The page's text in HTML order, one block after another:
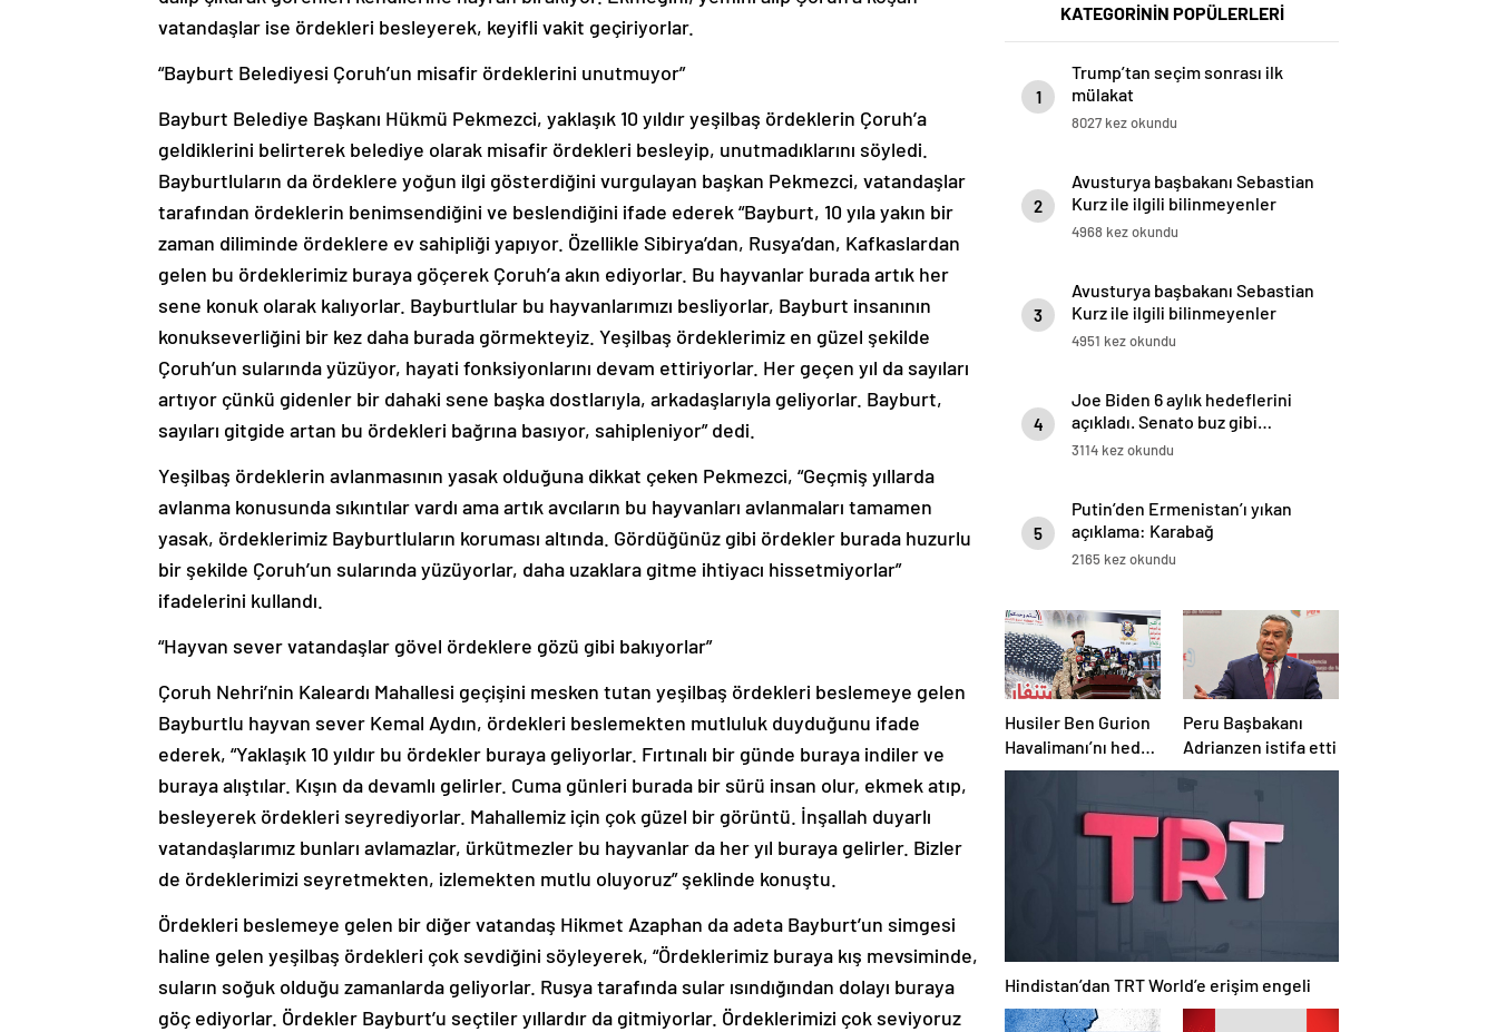
vatandaşlar ise ördekleri besleyerek, keyifli vakit geçiriyorlar.
“Bayburt Belediyesi Çoruh’un misafir ördeklerini unutmuyor”
Bayburt Belediye Başkanı Hükmü Pekmezci, yaklaşık 10 yıldır yeşilbaş ördeklerin Çoruh’a
geldiklerini belirterek belediye olarak misafir ördekleri besleyip, unutmadıklarını söyledi.
Bayburtluların da ördeklere yoğun ilgi gösterdiğini vurgulayan başkan Pekmezci, vatandaşlar
tarafından ördeklerin benimsendiğini ve beslendiğini ifade ederek “Bayburt, 10 yıla yakın bir
zaman diliminde ördeklere ev sahipliği yapıyor. Özellikle Sibirya’dan, Rusya’dan, Kafkaslardan
gelen bu ördeklerimiz buraya göçerek Çoruh’a akın ediyorlar. Bu hayvanlar burada artık her
sene konuk olarak kalıyorlar. Bayburtlular bu hayvanlarımızı besliyorlar, Bayburt insanının
konukseverliğini bir kez daha burada görmekteyiz. Yeşilbaş ördeklerimiz en güzel şekilde
Çoruh’un sularında yüzüyor, hayati fonksiyonlarını devam ettiriyorlar. Her geçen yıl da sayıları
artıyor çünkü gidenler bir dahaki sene başka dostlarıyla, arkadaşlarıyla geliyorlar. Bayburt,
sayıları gitgide artan bu ördekleri bağrına basıyor, sahipleniyor” dedi.
Yeşilbaş ördeklerin avlanmasının yasak olduğuna dikkat çeken Pekmezci, “Geçmiş yıllarda
avlanma konusunda sıkıntılar vardı ama artık avcıların bu hayvanları avlanmaları tamamen
yasak, ördeklerimiz Bayburtluların koruması altında. Gördüğünüz gibi ördekler burada huzurlu
bir şekilde Çoruh’un sularında yüzüyorlar, daha uzaklara gitme ihtiyacı hissetmiyorlar”
ifadelerini kullandı.
“Hayvan sever vatandaşlar gövel ördeklere gözü gibi bakıyorlar”
Çoruh Nehri’nin Kaleardı Mahallesi geçişini mesken tutan yeşilbaş ördekleri beslemeye gelen
Bayburtlu hayvan sever Kemal Aydın, ördekleri beslemekten mutluluk duyduğunu ifade
ederek, “Yaklaşık 10 yıldır bu ördekler buraya geliyorlar. Fırtınalı bir günde buraya indiler ve
buraya alıştılar. Kışın da devamlı gelirler. Cuma günleri burada bir sürü insan olur, ekmek atıp,
besleyerek ördekleri seyrediyorlar. Mahallemiz için çok güzel bir görüntü. İnşallah duyarlı
vatandaşlarımız bunları avlamazlar, ürkütmezler bu hayvanlar da her yıl buraya gelirler. Bizler
de ördeklerimizi seyretmekten, izlemekten mutlu oluyoruz” şeklinde konuştu.
Ördekleri beslemeye gelen bir diğer vatandaş Hikmet Azaphan da adeta Bayburt’un simgesi
haline gelen yeşilbaş ördekleri çok sevdiğini söyleyerek, “Ördeklerimiz buraya kış mevsiminde,
suların soğuk olduğu zamanlarda geliyorlar. Rusya tarafında sular ısındığından dolayı buraya
göç ediyorlar. Ördekler Bayburt’u seçtiler yıllardır da gitmiyorlar. Ördeklerimizi çok seviyoruz
KATEGORİNİN POPÜLERLERİ
1
Trump’tan seçim sonrası ilk
mülakat
8027 kez okundu
2
Avusturya başbakanı Sebastian
Kurz ile ilgili bilinmeyenler
4968 kez okundu
3
Avusturya başbakanı Sebastian
Kurz ile ilgili bilinmeyenler
4951 kez okundu
4
Joe Biden 6 aylık hedeflerini
açıkladı. Senato buz gibi…
3114 kez okundu
5
Putin’den Ermenistan’ı yıkan
açıklama: Karabağ
Azerbaycan’ın ayrılmaz bir
2165 kez okundu
Husiler Ben Gurion
Havalimanı’nı hedef
aldı
Peru Başbakanı
Adrianzen istifa etti
Hindistan’dan TRT World’e erişim engeli